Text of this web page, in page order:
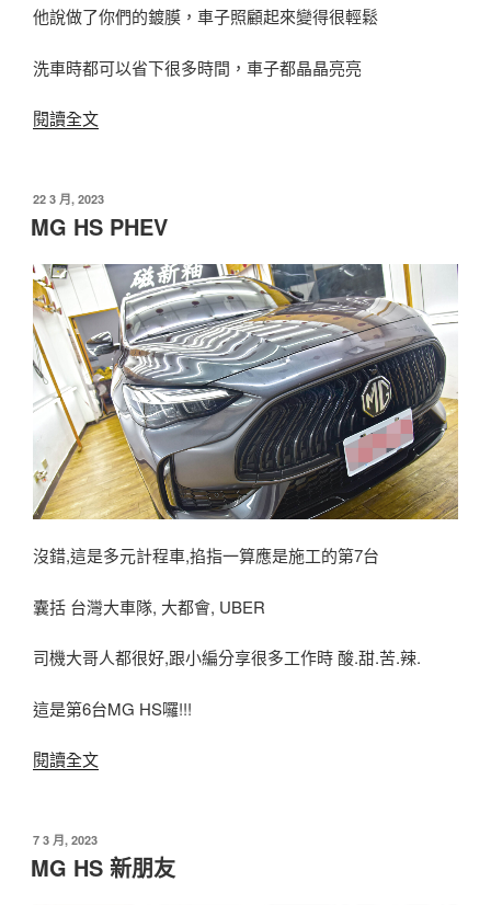
他說做了你們的鍍膜，車子照顧起來變得很輕鬆
洗車時都可以省下很多時間，車子都晶晶亮亮
閱讀全文〈Mazda
發
佈
於
22 3 月, 2023
MG HS PHEV
沒錯,這是多元計程車,掐指一算應是施工的第7台
囊括 台灣大車隊, 大都會, UBER
司機大哥人都很好,跟小編分享很多工作時 酸.甜.苦.辣.
這是第6台MG HS囉!!!
閱讀全文〈MG
發
佈
於
7 3 月, 2023
MG HS 新朋友